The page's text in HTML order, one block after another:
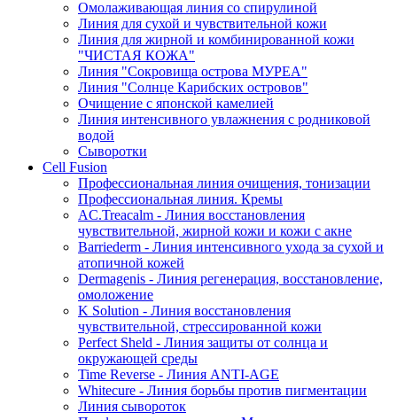
Омолаживающая линия со спирулиной
Линия для сухой и чувствительной кожи
Линия для жирной и комбинированной кожи
"ЧИСТАЯ КОЖА"
Линия "Сокровища острова МУРЕА"
Линия "Солнце Карибских островов"
Очищение с японской камелией
Линия интенсивного увлажнения с родниковой
водой
Сыворотки
Cell Fusion
Профессиональная линия очищения, тонизации
Профессиональная линия. Кремы
AC.Treacalm - Линия восстановления
чувствительной, жирной кожи и кожи с акне
Barriederm - Линия интенсивного ухода за сухой и
атопичной кожей
Dermagenis - Линия регенерация, восстановление,
омоложение
K Solution - Линия восстановления
чувствительной, стрессированной кожи
Perfect Sheld - Линия защиты от солнца и
окружающей среды
Time Reverse - Линия ANTI-AGE
Whitecure - Линия борьбы против пигментации
Линия сывороток